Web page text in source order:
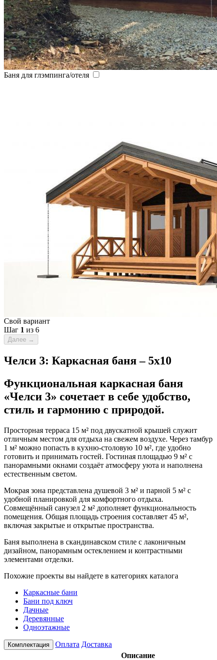
Баня для глэмпинга/отеля
Свой вариант
Шаг 1 из 6
Далее →
Челси 3: Каркасная баня – 5х10
Функциональная каркасная баня
«Челси 3» сочетает в себе удобство,
стиль и гармонию с природой.
Просторная терраса 15 м² под двускатной крышей служит
отличным местом для отдыха на свежем воздухе. Через тамбур
1 м² можно попасть в кухню-столовую 10 м², где удобно
готовить и принимать гостей. Гостиная площадью 9 м² с
панорамными окнами создаёт атмосферу уюта и наполнена
естественным светом.
Мокрая зона представлена душевой 3 м² и парной 5 м² с
удобной планировкой для комфортного отдыха.
Совмещённый санузел 2 м² дополняет функциональность
помещения. Общая площадь строения составляет 45 м²,
включая закрытые и открытые пространства.
Баня выполнена в скандинавском стиле с лаконичным
дизайном, панорамным остеклением и контрастными
элементами отделки.
Похожие проекты вы найдете в категориях каталога
Каркасные бани
Бани под ключ
Дачные
Деревянные
Одноэтажные
Комплектация Оплата Доставка
Описание